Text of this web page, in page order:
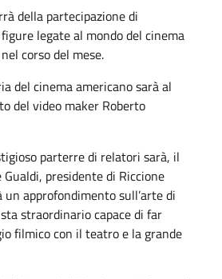
della partecipazione di
legate al mondo del cinema
corso del mese.
del cinema americano sarà al
del video maker Roberto
parterre di relatori sarà, il
presidente di Riccione
un approfondimento sull’arte di
straordinario capace di far
filmico con il teatro e la grande